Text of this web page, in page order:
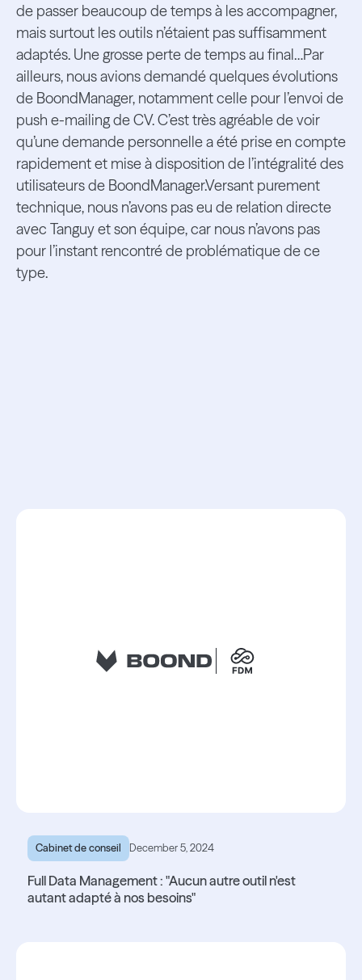
de passer beaucoup de temps à les accompagner,
mais surtout les outils n’étaient pas suffisamment
adaptés. Une grosse perte de temps au final…Par
ailleurs, nous avions demandé quelques évolutions
de BoondManager, notamment celle pour l’envoi de
push e-mailing de CV. C’est très agréable de voir
qu’une demande personnelle a été prise en compte
rapidement et mise à disposition de l’intégralité des
utilisateurs de BoondManager.Versant purement
technique, nous n’avons pas eu de relation directe
avec Tanguy et son équipe, car nous n’avons pas
pour l’instant rencontré de problématique de ce
type.
Cabinet de conseil December 5, 2024
Full Data Management : "Aucun autre outil n'est
autant adapté à nos besoins"